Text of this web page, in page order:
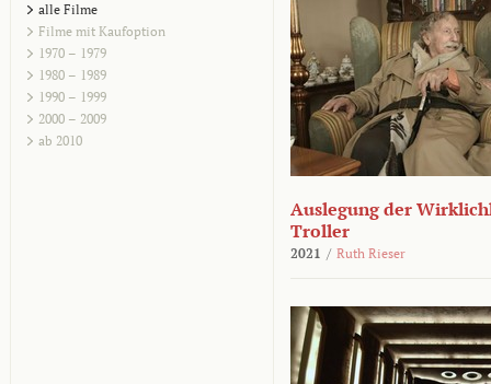
alle Filme
Filme mit Kaufoption
1970 – 1979
1980 – 1989
1990 – 1999
2000 – 2009
ab 2010
Auslegung der
Troller
2021 / Ruth Rieser